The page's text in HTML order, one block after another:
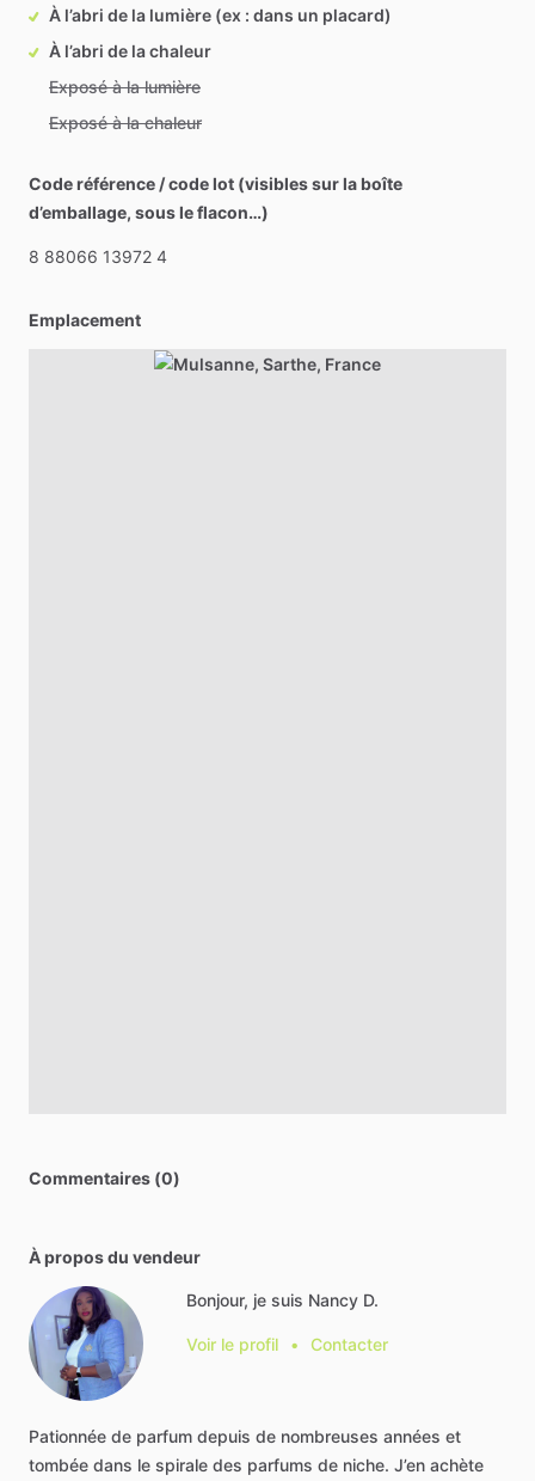
À l’abri de la lumière (ex : dans un placard)
À l’abri de la chaleur
Exposé à la lumière
Exposé à la chaleur
Code référence / code lot (visibles sur la boîte
d’emballage, sous le flacon…)
8 88066 13972 4
Emplacement
Commentaires (0)
À propos du vendeur
Bonjour, je suis Nancy D.
Voir le profil • Contacter
Pationnée de parfum depuis de nombreuses années et
tombée dans le spirale des parfums de niche. J’en achète